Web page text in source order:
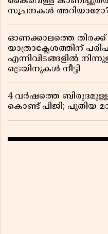
സൂചനകൾ
ഓണക്കാലത്തെ
യാത്രാക്ലേശത്തിന്
എന്നിവിടങ്ങളിൽ
ട്രെയിനുകൾ നീട്ടി
4 വർഷത്തെ
കൊണ്ട് പിജി; പുതിയ